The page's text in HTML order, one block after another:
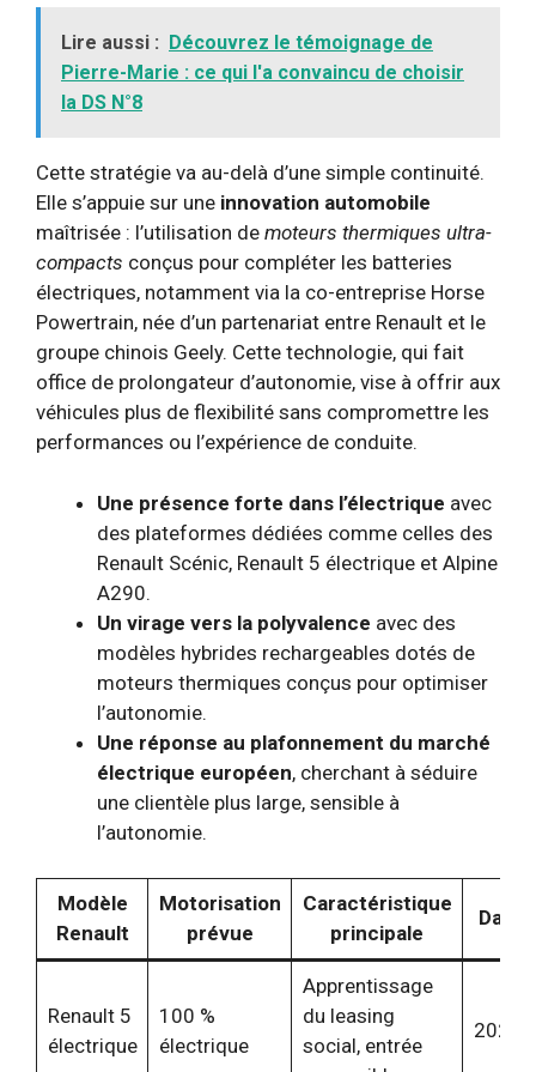
Lire aussi : Découvrez le témoignage de
Pierre-Marie : ce qui l'a convaincu de choisir
la DS N°8
Cette stratégie va au-delà d’une simple continuité.
Elle s’appuie sur une innovation automobile
maîtrisée : l’utilisation de moteurs thermiques ultra-
compacts conçus pour compléter les batteries
électriques, notamment via la co-entreprise Horse
Powertrain, née d’un partenariat entre Renault et le
groupe chinois Geely. Cette technologie, qui fait
office de prolongateur d’autonomie, vise à offrir aux
véhicules plus de flexibilité sans compromettre les
performances ou l’expérience de conduite.
Une présence forte dans l’électrique avec
des plateformes dédiées comme celles des
Renault Scénic, Renault 5 électrique et Alpine
A290.
Un virage vers la polyvalence avec des
modèles hybrides rechargeables dotés de
moteurs thermiques conçus pour optimiser
l’autonomie.
Une réponse au plafonnement du marché
électrique européen, cherchant à séduire
une clientèle plus large, sensible à
l’autonomie.
Modèle
Renault
Motorisation
prévue
Caractéristique
principale
Date
Renault 5
électrique
100 %
électrique
Apprentissage
du leasing
social, entrée
2025